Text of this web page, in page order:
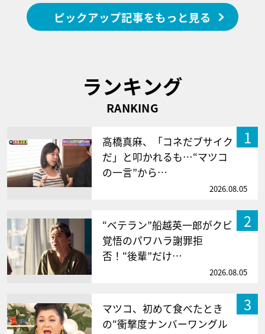
ピックアップ記事をもっと見る
ランキング
RANKING
1
高橋真麻、「コネだブサイク
だ」と叩かれるも…“マツコ
の一言”から…
2026.08.05
2
“ベテラン”船越英一郎がクビ
覚悟のパワハラ謝罪拒
否！“後輩”だけ…
2026.08.05
3
マツコ、初めて食べたとき
の“衝撃度ナンバーワングル